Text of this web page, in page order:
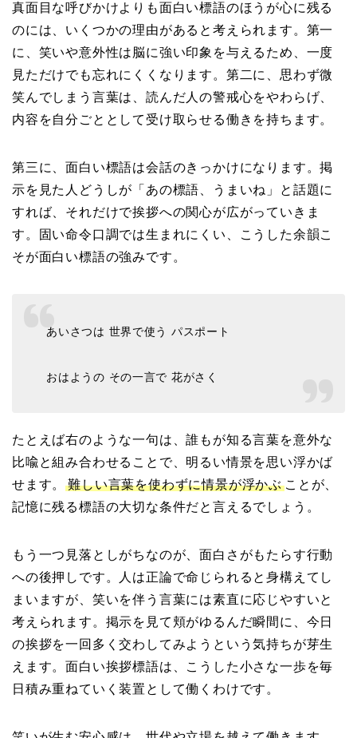
真面目な呼びかけよりも面白い標語のほうが心に残る
のには、いくつかの理由があると考えられます。第一
に、笑いや意外性は脳に強い印象を与えるため、一度
見ただけでも忘れにくくなります。第二に、思わず微
笑んでしまう言葉は、読んだ人の警戒心をやわらげ、
内容を自分ごととして受け取らせる働きを持ちます。
第三に、面白い標語は会話のきっかけになります。掲
示を見た人どうしが「あの標語、うまいね」と話題に
すれば、それだけで挨拶への関心が広がっていきま
す。固い命令口調では生まれにくい、こうした余韻こ
そが面白い標語の強みです。
あいさつは 世界で使う パスポート
おはようの その一言で 花がさく
たとえば右のような一句は、誰もが知る言葉を意外な
比喩と組み合わせることで、明るい情景を思い浮かば
せます。難しい言葉を使わずに情景が浮かぶ ことが、
記憶に残る標語の大切な条件だと言えるでしょう。
もう一つ見落としがちなのが、面白さがもたらす行動
への後押しです。人は正論で命じられると身構えてし
まいますが、笑いを伴う言葉には素直に応じやすいと
考えられます。掲示を見て頬がゆるんだ瞬間に、今日
の挨拶を一回多く交わしてみようという気持ちが芽生
えます。面白い挨拶標語は、こうした小さな一歩を毎
日積み重ねていく装置として働くわけです。